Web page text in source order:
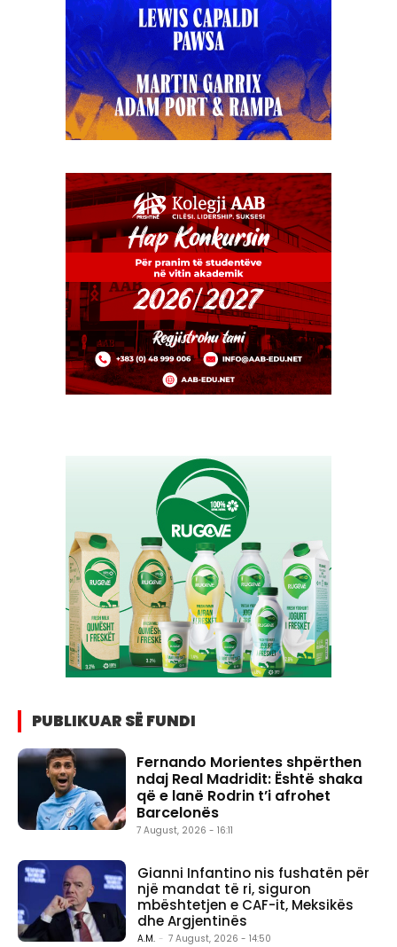
PUBLIKUAR SË FUNDI
Fernando Morientes shpërthen
ndaj Real Madridit: Është shaka
që e lanë Rodrin t’i afrohet
Barcelonës
7 August, 2026 - 16:11
Gianni Infantino nis fushatën për
një mandat të ri, siguron
mbështetjen e CAF-it, Meksikës
dhe Argjentinës
A.M. - 7 August, 2026 - 14:50